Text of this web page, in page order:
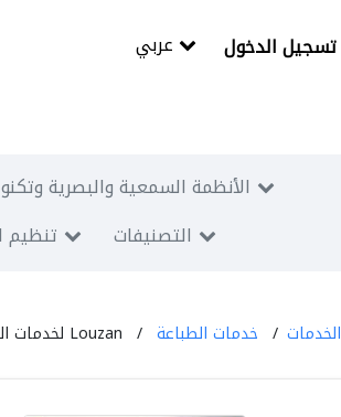
تسجيل الدخول
الأنظمة السمعية والبصرية
تنظيم التصنيفات
الخدمات خدمات الطباعة Louzan لخدمات الطباعة والإعلانات